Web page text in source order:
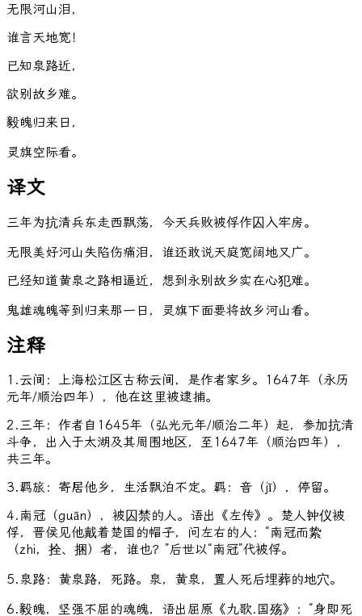
无限河山泪 ，
谁言天地宽 ！
已知泉路近，
欲别故 乡难。
毅魄归来日 ，
灵旗空际看。
译文
三年为抗清兵东走西飘荡，今天兵败被俘作囚入牢房。
无限美好河山失陷伤痛泪，谁还敢说天庭宽阔地又广。
已经知道黄泉之路相逼近，想到永别故乡实在心犯难。
鬼雄魂魄等到归来那一日，灵旗下面要将故乡河山看。
注释
1.云间：上海松江区古称云间，是作者家乡。1647年（永历
元年/顺治四年），他在这里被逮捕。
2.三年：作者自1645年（弘光元年/顺治二年）起，参加抗清
斗争，出入于太湖及其周围地区，至1647年（顺治四年），
共三年。
3.羁旅：寄居他乡，生活飘泊不定。羁：音（jī），停留。
4.南冠（guān），被囚禁的人。语出《左传》。楚人钟仪被
俘，晋侯见他戴着楚国的帽子，问左右的人：“南冠而絷
（zhi，拴、捆）者，谁也？”后世以“南冠”代被俘。
5.泉路：黄泉路，死路。泉，黄泉，置人死后埋葬的地穴。
6.毅魄，坚强不屈的魂魄，语出屈原《九歌.国殇》：“身即死